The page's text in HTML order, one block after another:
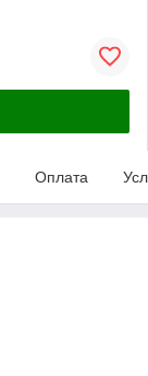
Оплата